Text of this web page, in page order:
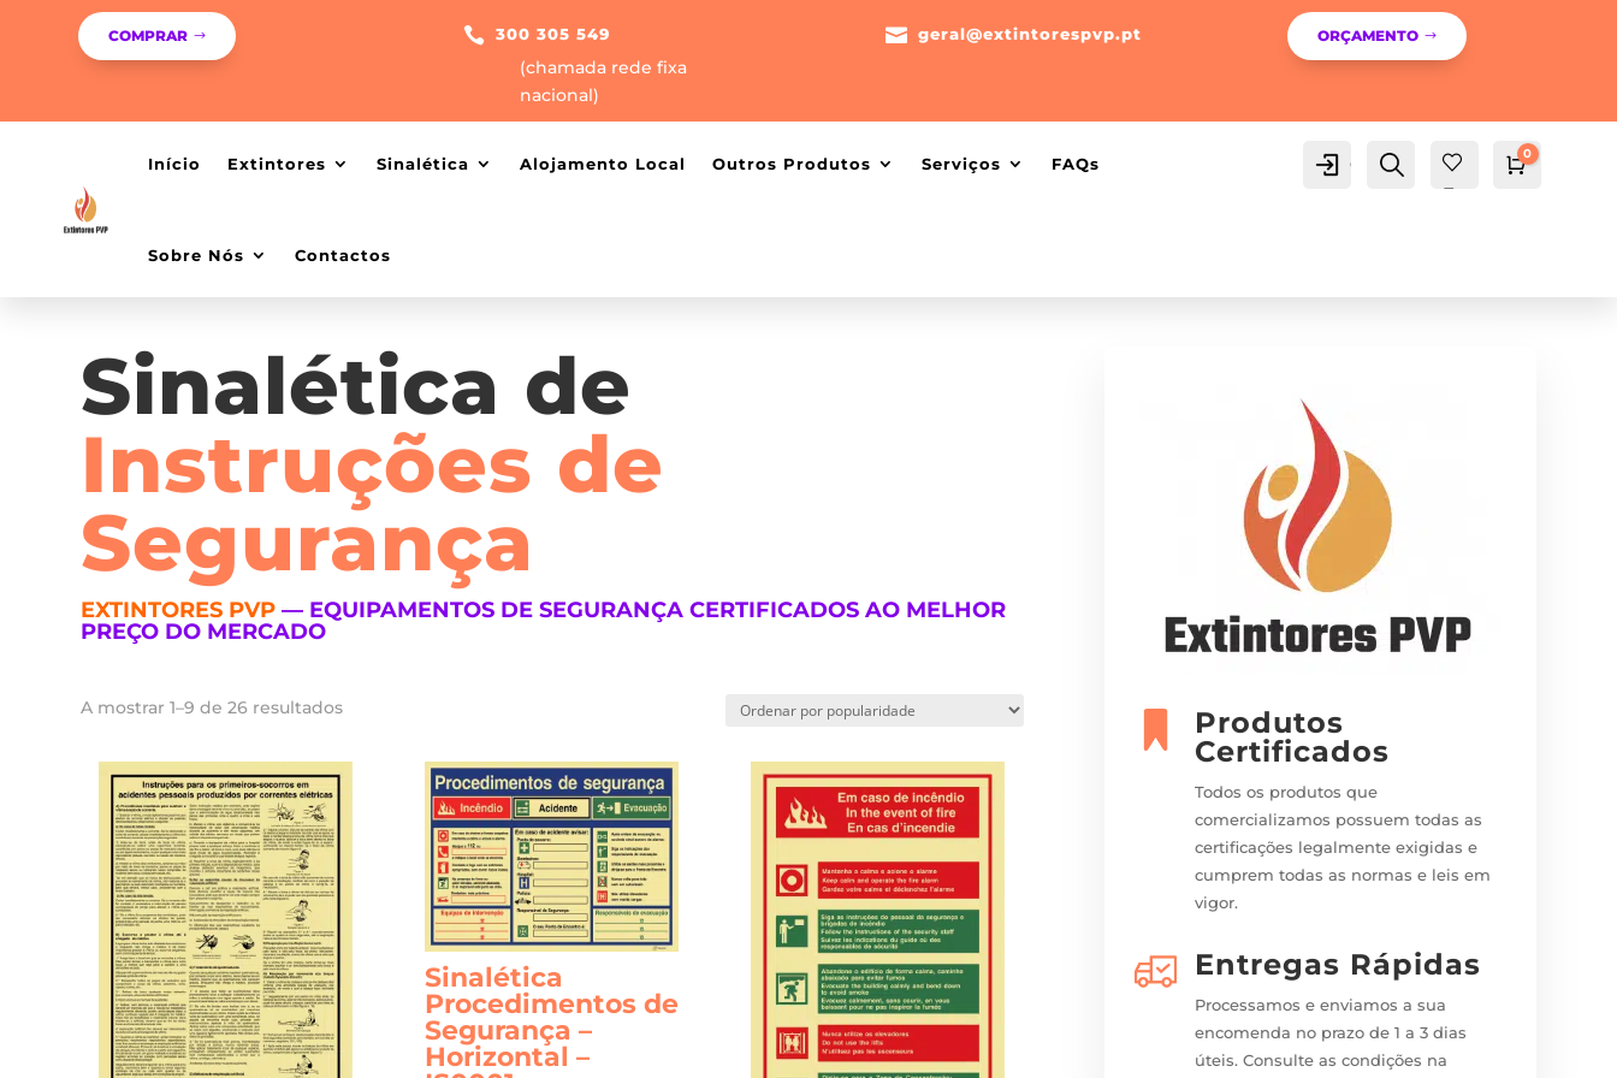
COMPRAR  300 305 549
(chamada rede fixa
nacional)
 geral@extintorespvp.pt ORÇAMENTO
Início Extintores Sinalética Alojamento Local Outros Produtos Serviços FAQs
Sobre Nós Contactos
Conta
Pesquisa
Fav
Carrinho
0
Sinalética de
Instruções de
Segurança
EXTINTORES PVP — EQUIPAMENTOS DE SEGURANÇA CERTIFICADOS AO MELHOR
PREÇO DO MERCADO
A mostrar 1–9 de 26 resultadosOrdenado
popularidade
Sinalética
Procedimentos de
Segurança –
Horizontal –
Produtos
Certificados
Todos os produtos que
comercializamos possuem todas as
certificações legalmente exigidas e
cumprem todas as normas e leis em
vigor.
Entregas Rápidas
Processamos e enviamos a sua
encomenda no prazo de 1 a 3 dias
úteis. Consulte as condições na